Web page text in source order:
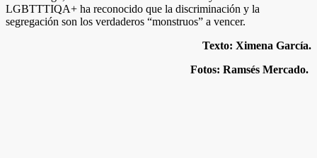
LGBTTTIQA+ ha reconocido que la discriminación y la
segregación son los verdaderos “monstruos” a vencer.
Texto: Ximena García.
Fotos: Ramsés Mercado.